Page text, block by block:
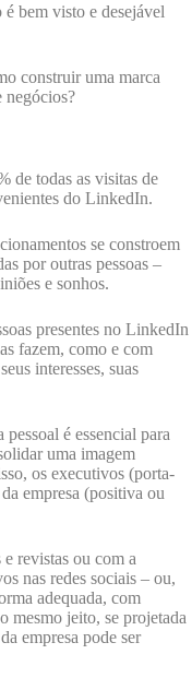
bem visto e desejável
construir uma marca
negócios?
de todas as visitas de
do LinkedIn.
se constroem
por outras pessoas –
e sonhos.
presentes no LinkedIn
fazem, como e com
interesses, suas
é essencial para
uma imagem
os executivos (porta-
empresa (positiva ou
revistas ou com a
nas redes sociais – ou,
adequada, com
mesmo jeito, se projetada
empresa pode ser